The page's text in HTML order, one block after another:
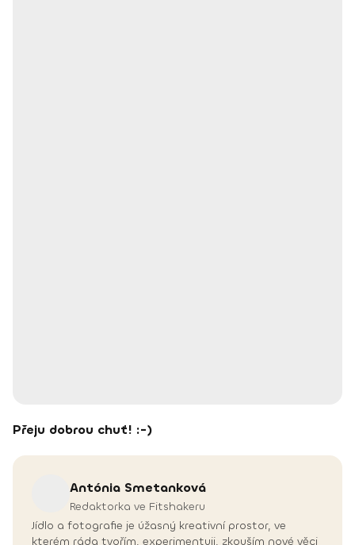
Přeju dobrou chuť! :-)
Antónia Smetanková
Redaktorka ve Fitshakeru
Jídlo a fotografie je úžasný kreativní prostor, ve
kterém ráda tvořím, experimentuji, zkouším nové věci